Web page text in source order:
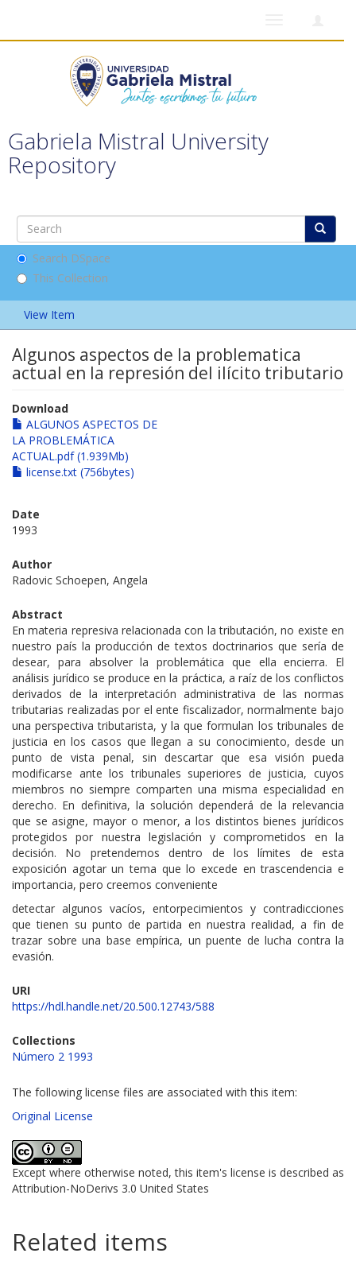
Gabriela Mistral University
Repository
Search DSpace
This Collection
View Item
Algunos aspectos de la problematica
actual en la represión del ilícito tributario
Download
ALGUNOS ASPECTOS DE
LA PROBLEMÁTICA
ACTUAL.pdf (1.939Mb)
license.txt (756bytes)
Date
1993
Author
Radovic Schoepen, Angela
Abstract
En materia represiva relacionada con la tributación, no existe en
nuestro país la producción de textos doctrinarios que sería de
desear, para absolver la problemática que ella encierra. El
análisis jurídico se produce en la práctica, a raíz de los conflictos
derivados de la interpretación administrativa de las normas
tributarias realizadas por el ente fiscalizador, normalmente bajo
una perspectiva tributarista, y la que formulan los tribunales de
justicia en los casos que llegan a su conocimiento, desde un
punto de vista penal, sin descartar que esa visión pueda
modificarse ante los tribunales superiores de justicia, cuyos
miembros no siempre comparten una misma especialidad en
derecho. En definitiva, la solución dependerá de la relevancia
que se asigne, mayor o menor, a los distintos bienes jurídicos
protegidos por nuestra legislación y comprometidos en la
decisión. No pretendemos dentro de los límites de esta
exposición agotar un tema que lo excede en trascendencia e
importancia, pero creemos conveniente
detectar algunos vacíos, entorpecimientos y contradicciones
que tienen su punto de partida en nuestra realidad, a fin de
trazar sobre una base empírica, un puente de lucha contra la
evasión.
URI
https://hdl.handle.net/20.500.12743/588
Collections
Número 2 1993
The following license files are associated with this item:
Original License
Except where otherwise noted, this item's license is described as
Attribution-NoDerivs 3.0 United States
Related items